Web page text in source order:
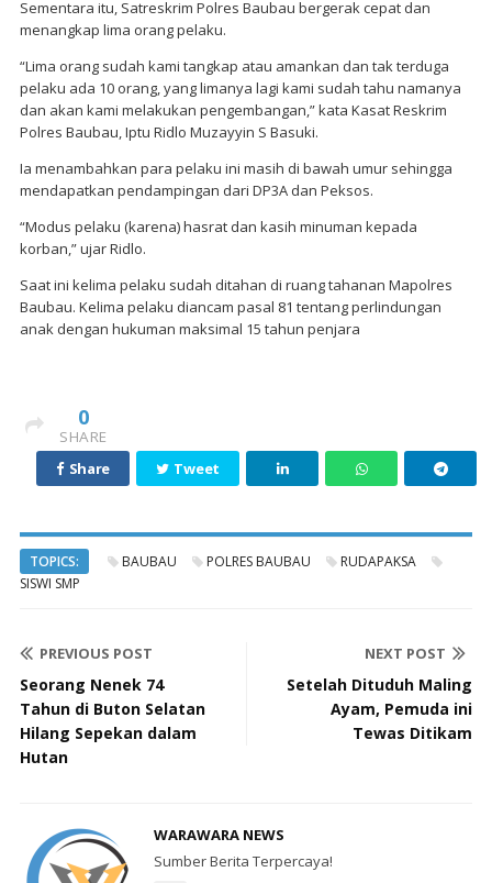
Sementara itu, Satreskrim Polres Baubau bergerak cepat dan
menangkap lima orang pelaku.
“Lima orang sudah kami tangkap atau amankan dan tak terduga
pelaku ada 10 orang, yang limanya lagi kami sudah tahu namanya
dan akan kami melakukan pengembangan,” kata Kasat Reskrim
Polres Baubau, Iptu Ridlo Muzayyin S Basuki.
Ia menambahkan para pelaku ini masih di bawah umur sehingga
mendapatkan pendampingan dari DP3A dan Peksos.
“Modus pelaku (karena) hasrat dan kasih minuman kepada
korban,” ujar Ridlo.
Saat ini kelima pelaku sudah ditahan di ruang tahanan Mapolres
Baubau. Kelima pelaku diancam pasal 81 tentang perlindungan
anak dengan hukuman maksimal 15 tahun penjara
0
SHARE
Share
Tweet
TOPICS: BAUBAU POLRES BAUBAU
RUDAPAKSA
SISWI SMP
PREVIOUS POST
Seorang Nenek 74
Tahun di Buton Selatan
Hilang Sepekan dalam
Hutan
NEXT POST
Setelah Dituduh Maling
Ayam, Pemuda ini
Tewas Ditikam
WARAWARA NEWS
Sumber Berita Terpercaya!